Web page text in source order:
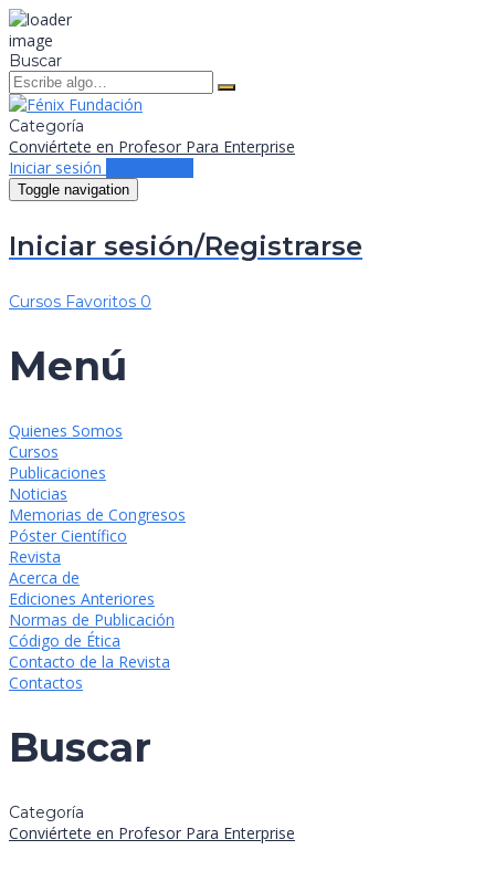
Buscar
Categoría
Conviértete en Profesor Para Enterprise
Iniciar sesión
Toggle navigation
Iniciar sesión/Registrarse
Cursos Favoritos 0
Menú
Quienes Somos
Cursos
Publicaciones
Noticias
Memorias de Congresos
Póster Científico
Revista
Acerca de
Ediciones Anteriores
Normas de Publicación
Código de Ética
Contacto de la Revista
Contactos
Buscar
Categoría
Conviértete en Profesor Para Enterprise